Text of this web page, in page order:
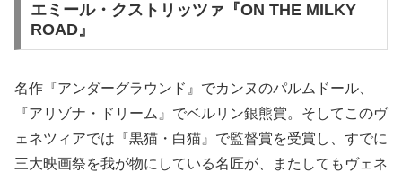
エミール・クストリッツァ『ON THE MILKY
ROAD』
名作『アンダーグラウンド』でカンヌのパルムドール、
『アリゾナ・ドリーム』でベルリン銀熊賞。そしてこのヴ
ェネツィアでは『黒猫・白猫』で監督賞を受賞し、すでに
三大映画祭を我が物にしている名匠が、またしてもヴェネ